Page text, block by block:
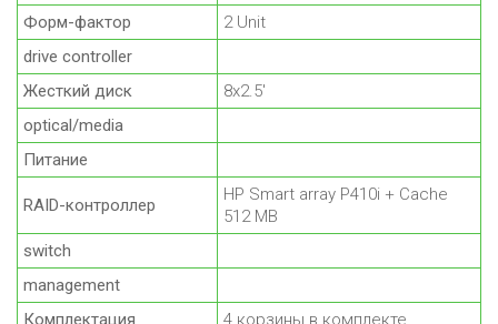
Форм-фактор
2 Unit
drive controller
Жесткий диск
8x2.5'
optical/media
Питание
RAID-контроллер
HP Smart array P410i + Cache
512 MB
switch
management
Комплектация
4 корзины в комплекте